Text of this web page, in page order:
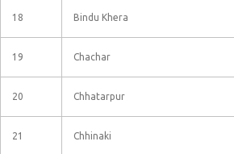
18 Bindu Khera
19 Chachar
20 Chhatarpur
21 Chhinaki